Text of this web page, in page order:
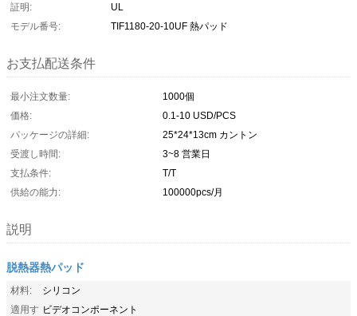
証明:
UL
モデル番号:
TIF1180-20-10UF 熱パッド
お支払配送条件
最小注文数量:
1000個
価格:
0.1-10 USD/PCS
パッケージの詳細:
25*24*13cm カントン
受渡し時間:
3~8 営業日
支払条件:
T/T
供給の能力:
100000pcs/月
説明
脱熱器熱パッド
材料:
シリコン
適用す ビデオコンポーネント